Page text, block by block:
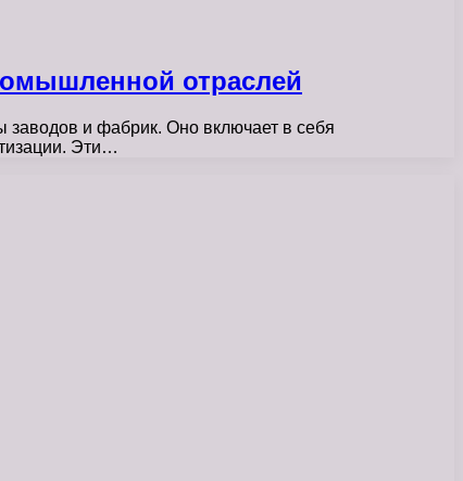
отраслей
заводов и фабрик. Оно включает в себя
Эти…